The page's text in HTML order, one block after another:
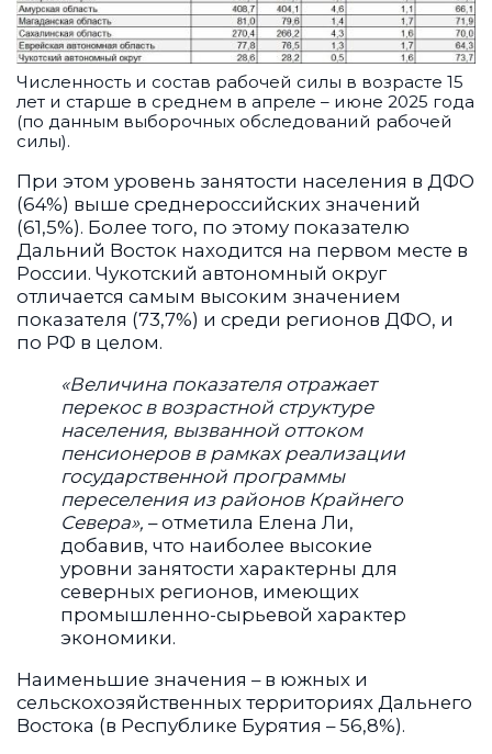
Численность и состав рабочей силы в возрасте 15
лет и старше в среднем в апреле – июне 2025 года
(по данным выборочных обследований рабочей
силы).
При этом уровень занятости населения в ДФО
(64%) выше среднероссийских значений
(61,5%). Более того, по этому показателю
Дальний Восток находится на первом месте в
России. Чукотский автономный округ
отличается самым высоким значением
показателя (73,7%) и среди регионов ДФО, и
по РФ в целом.
«Величина показателя отражает
перекос в возрастной структуре
населения, вызванной оттоком
пенсионеров в рамках реализации
государственной программы
переселения из районов Крайнего
Севера», – отметила Елена Ли,
добавив, что наиболее высокие
уровни занятости характерны для
северных регионов, имеющих
промышленно-сырьевой характер
экономики.
Наименьшие значения – в южных и
сельскохозяйственных территориях Дальнего
Востока (в Республике Бурятия – 56,8%).